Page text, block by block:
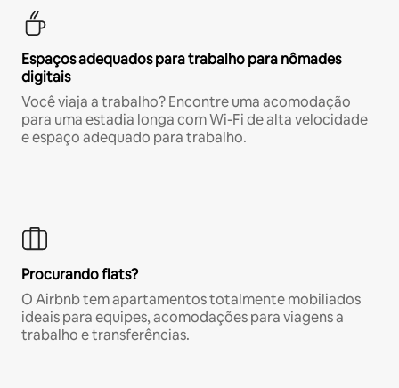
Espaços adequados para trabalho para nômades
digitais
Você viaja a trabalho? Encontre uma acomodação
para uma estadia longa com Wi-Fi de alta velocidade
e espaço adequado para trabalho.
Procurando flats?
O Airbnb tem apartamentos totalmente mobiliados
ideais para equipes, acomodações para viagens a
trabalho e transferências.